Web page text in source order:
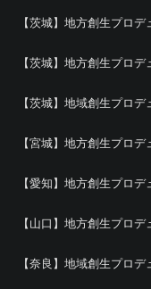
【茨城】地方創生プロ
【茨城】地方創生プロ
【茨城】地域創生プロデ
【宮城】地方創生プロデ
【愛知】地方創生プロデ
【山口】地方創生プロデ
【奈良】地域創生プロデ